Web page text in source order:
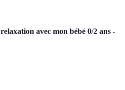
avec mon bébé 0/2 ans -